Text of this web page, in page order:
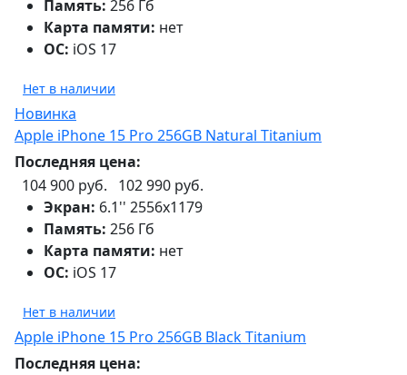
Память: 256 Гб
Карта памяти: нет
ОС: iOS 17
Нет в наличии
Новинка
Apple iPhone 15 Pro 256GB Natural Titanium
Последняя цена:
104 900 руб.
102 990 руб.
Экран: 6.1'' 2556x1179
Память: 256 Гб
Карта памяти: нет
ОС: iOS 17
Нет в наличии
Apple iPhone 15 Pro 256GB Black Titanium
Последняя цена: